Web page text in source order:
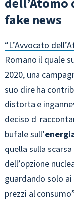
dell’Atomo
fake news
“L’Avvocato
Romano il quale
2020, una
suo dire ha
distorta e
deciso di
bufale sull’
quella sulla
dell’opzione
guardando solo
prezzi al